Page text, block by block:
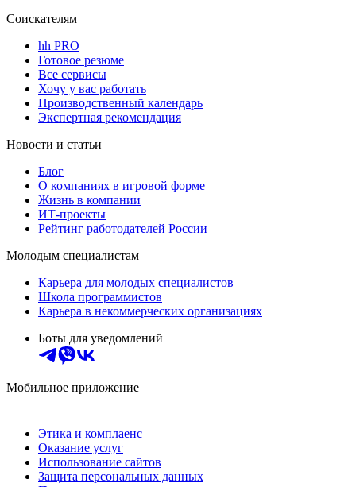
Соискателям
hh PRO
Готовое резюме
Все сервисы
Хочу у вас работать
Производственный календарь
Экспертная рекомендация
Новости и статьи
Блог
О компаниях в игровой форме
Жизнь в компании
ИТ-проекты
Рейтинг работодателей России
Молодым специалистам
Карьера для молодых специалистов
Школа программистов
Карьера в некоммерческих организациях
Боты для уведомлений
Мобильное приложение
Этика и комплаенс
Оказание услуг
Использование сайтов
Защита персональных данных